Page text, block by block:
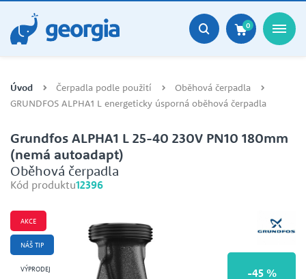
0
Úvod Čerpadla podle použití
Oběhová čerpadla
GRUNDFOS ALPHA1 L energeticky úsporná oběhová čerpadla
Grundfos ALPHA1 L 25-40 230V PN10 180mm
(nemá autoadapt)
Oběhová čerpadla
Kód produktu12396
-45 %
AKCE
NÁŠ TIP
VÝPRODEJ